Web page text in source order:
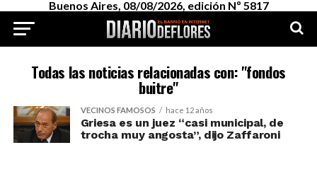
Buenos Aires, 08/08/2026, edición Nº 5817
Todas las noticias relacionadas con: "fondos
buitre"
VECINOS FAMOSOS hace 12 años
Griesa es un juez “casi municipal, de
trocha muy angosta”, dijo Zaffaroni